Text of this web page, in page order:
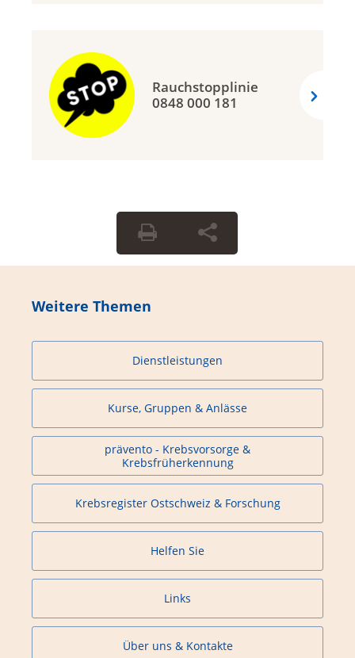
Rauchstopplinie
0848 000 181
Weitere Themen
Dienstleistungen
Kurse, Gruppen & Anlässe
prävento - Krebsvorsorge &
Krebsfrüherkennung
Krebsregister Ostschweiz & Forschung
Helfen Sie
Links
Über uns & Kontakte